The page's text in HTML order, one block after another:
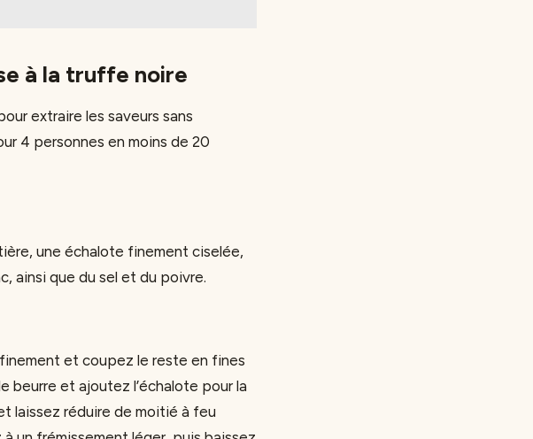
à la truffe noire
extraire les saveurs sans
4 personnes en moins de 20
une échalote finement ciselée,
ainsi que du sel et du poivre.
et coupez le reste en fines
beurre et ajoutez l’échalote pour la
laissez réduire de moitié à feu